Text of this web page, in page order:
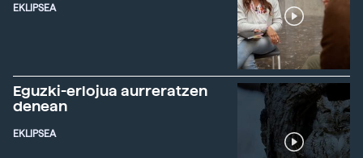
EKLIPSEA
Eguzki-erlojua aurreratzen
denean
EKLIPSEA